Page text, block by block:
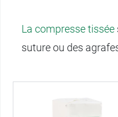
La compresse tissée
suture ou des